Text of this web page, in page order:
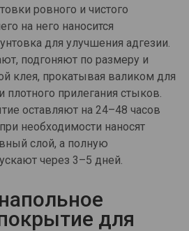
ровного и чистого
на него наносится
для улучшения адгезии.
подгоняют по размеру и
клея, прокатывая валиком для
плотного прилегания стыков.
оставляют на 24–48 часов
необходимости наносят
слой, а полную
через 3–5 дней.
для